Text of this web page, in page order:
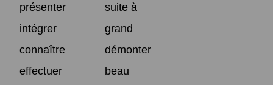
présenter
suite à
intégrer
grand
connaître
démonter
effectuer
beau